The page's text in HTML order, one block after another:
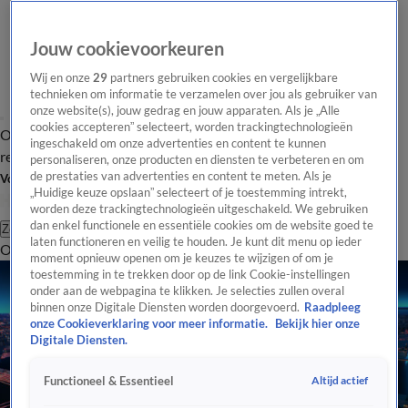
Overzicht Laatste nieuws Regionieuws Het beste van Hart
Tip de
redactie
Volg Hart van Nederland
Zoeken
OverzichtRegioUitzendingenWeerTip de redactiePanelVideo's
Jouw cookievoorkeuren
Wij en onze29 partners gebruiken cookies en vergelijkbare
technieken om informatie te verzamelen over jou als gebruiker van
onze website(s), jouw gedrag en jouw apparaten. Als je „Alle
cookies accepteren” selecteert, worden trackingtechnologieën
ingeschakeld om onze advertenties en content te kunnen
personaliseren, onze producten en diensten te verbeteren en om
de prestaties van advertenties en content te meten. Als je
„Huidige keuze opslaan” selecteert of je toestemming intrekt,
worden deze trackingtechnologieën uitgeschakeld. We gebruiken
dan enkel functionele en essentiële cookies om de website goed te
laten functioneren en veilig te houden. Je kunt dit menu op ieder
moment opnieuw openen om je keuzes te wijzigen of om je
toestemming in te trekken door op de link Cookie-instellingen
onder aan de webpagina te klikken. Je selecties zullen overal
binnen onze Digitale Diensten worden doorgevoerd. Raadpleeg
onze Cookieverklaring voor meer informatie.
Bekijk hier onze
Digitale Diensten.
Functioneel & Essentieel Altijd actief